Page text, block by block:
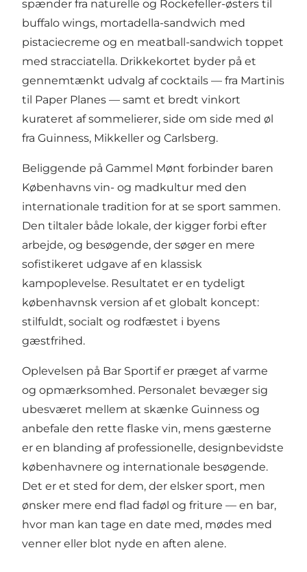
spænder fra naturelle og Rockefeller-østers til
buffalo wings, mortadella-sandwich med
pistaciecreme og en meatball-sandwich toppet
med stracciatella. Drikkekortet byder på et
gennemtænkt udvalg af cocktails — fra Martinis
til Paper Planes — samt et bredt vinkort
kurateret af sommelierer, side om side med øl
fra Guinness, Mikkeller og Carlsberg.
Beliggende på Gammel Mønt forbinder baren
Københavns vin- og madkultur med den
internationale tradition for at se sport sammen.
Den tiltaler både lokale, der kigger forbi efter
arbejde, og besøgende, der søger en mere
sofistikeret udgave af en klassisk
kampoplevelse. Resultatet er en tydeligt
københavnsk version af et globalt koncept:
stilfuldt, socialt og rodfæstet i byens
gæstfrihed.
Oplevelsen på Bar Sportif er præget af varme
og opmærksomhed. Personalet bevæger sig
ubesværet mellem at skænke Guinness og
anbefale den rette flaske vin, mens gæsterne
er en blanding af professionelle, designbevidste
københavnere og internationale besøgende.
Det er et sted for dem, der elsker sport, men
ønsker mere end flad fadøl og friture — en bar,
hvor man kan tage en date med, mødes med
venner eller blot nyde en aften alene.